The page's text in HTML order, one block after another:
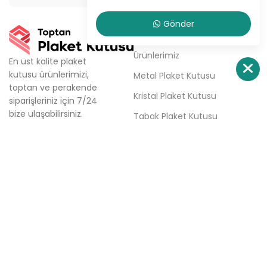
En üst kalite plaket
kutusu ürünlerimizi,
toptan ve perakende
siparişleriniz için 7/24
bize ulaşabilirsiniz.
KURUMSAL
Ürünlerimiz
Metal Plaket Kutusu
Kristal Plaket Kutusu
Tabak Plaket Kutusu
Gönder